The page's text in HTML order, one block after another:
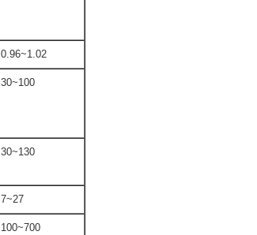
0.96~1.02
30~100
30~130
7~27
100~700